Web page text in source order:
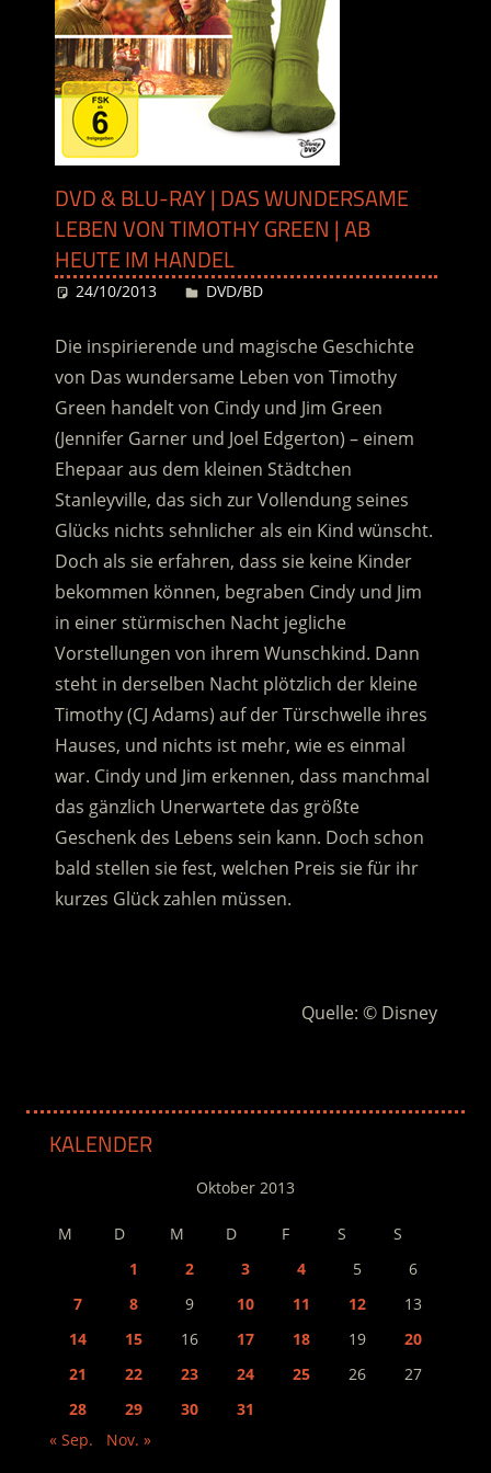
DVD & BLU-RAY | DAS WUNDERSAME
LEBEN VON TIMOTHY GREEN | AB
HEUTE IM HANDEL
24/10/2013 Desiree
DVD/BD
Die inspirierende und magische Geschichte
von Das wundersame Leben von Timothy
Green handelt von Cindy und Jim Green
(Jennifer Garner und Joel Edgerton) – einem
Ehepaar aus dem kleinen Städtchen
Stanleyville, das sich zur Vollendung seines
Glücks nichts sehnlicher als ein Kind wünscht.
Doch als sie erfahren, dass sie keine Kinder
bekommen können, begraben Cindy und Jim
in einer stürmischen Nacht jegliche
Vorstellungen von ihrem Wunschkind. Dann
steht in derselben Nacht plötzlich der kleine
Timothy (CJ Adams) auf der Türschwelle ihres
Hauses, und nichts ist mehr, wie es einmal
war. Cindy und Jim erkennen, dass manchmal
das gänzlich Unerwartete das größte
Geschenk des Lebens sein kann. Doch schon
bald stellen sie fest, welchen Preis sie für ihr
kurzes Glück zahlen müssen.
Quelle: © Disney
KALENDER
Oktober 2013
M D M D F S
S
1
2 3 4 5
6
7
8 9 10 11 12
13
14
15 16 17 18 19
20
21
22 23 24 25 26
27
28
29 30
31
« Sep.
Nov. »